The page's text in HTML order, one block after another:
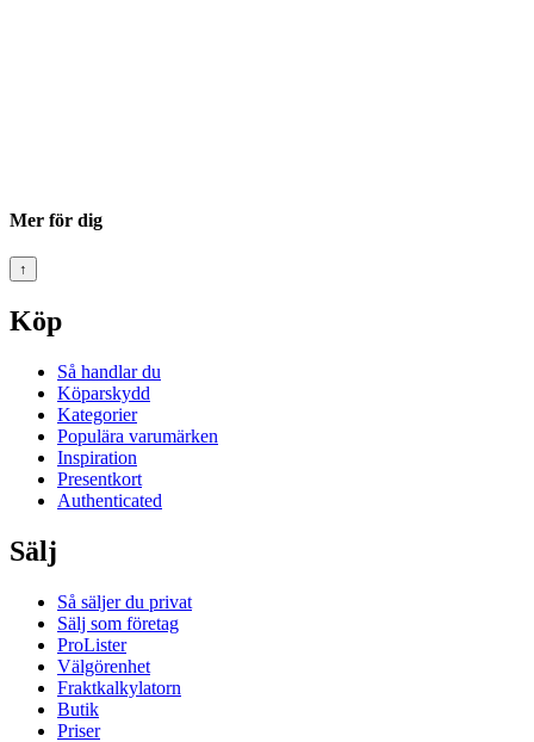
Mer för dig
↑
Köp
Så handlar du
Köparskydd
Kategorier
Populära varumärken
Inspiration
Presentkort
Authenticated
Sälj
Så säljer du privat
Sälj som företag
ProLister
Välgörenhet
Fraktkalkylatorn
Butik
Priser